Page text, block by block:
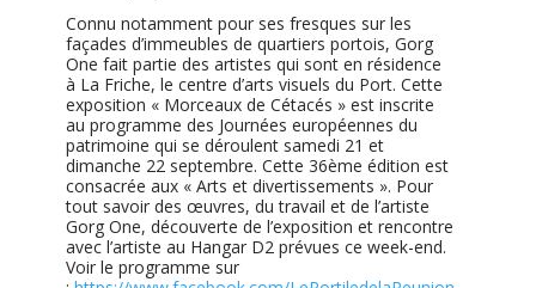
Connu notamment pour ses fresques sur les
façades d’immeubles de quartiers portois, Gorg
One fait partie des artistes qui sont en résidence
à La Friche, le centre d’arts visuels du Port. Cette
exposition « Morceaux de Cétacés » est inscrite
au programme des Journées européennes du
patrimoine qui se déroulent samedi 21 et
dimanche 22 septembre. Cette 36ème édition est
consacrée aux « Arts et divertissements ». Pour
tout savoir des œuvres, du travail et de l’artiste
Gorg One, découverte de l’exposition et rencontre
avec l’artiste au Hangar D2 prévues ce week-end.
Voir le programme sur